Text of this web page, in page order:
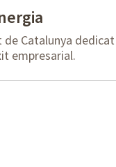
de Catalunya
empresarial.